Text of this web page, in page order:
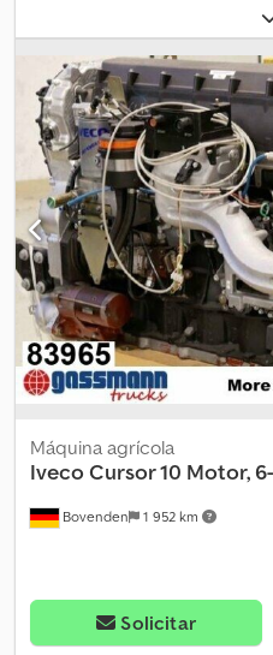
,
próxima inspeção (TÜV):08/2026
engrenagem:automático,
2 550 mm, altura total:3 500 mm
condicionado, filtro de
estabilidade (ESP)
, Iveco
inspeção, pneus parcialmente
bom estado, único proprietário,
com hidráulica basculante
para comerciantes e
por erros ortográficos ou de
Todas as informações sem
Bovenden 1 952 km
Máquina agrícola
IvecoCursor 10 Motor,
Solicitar